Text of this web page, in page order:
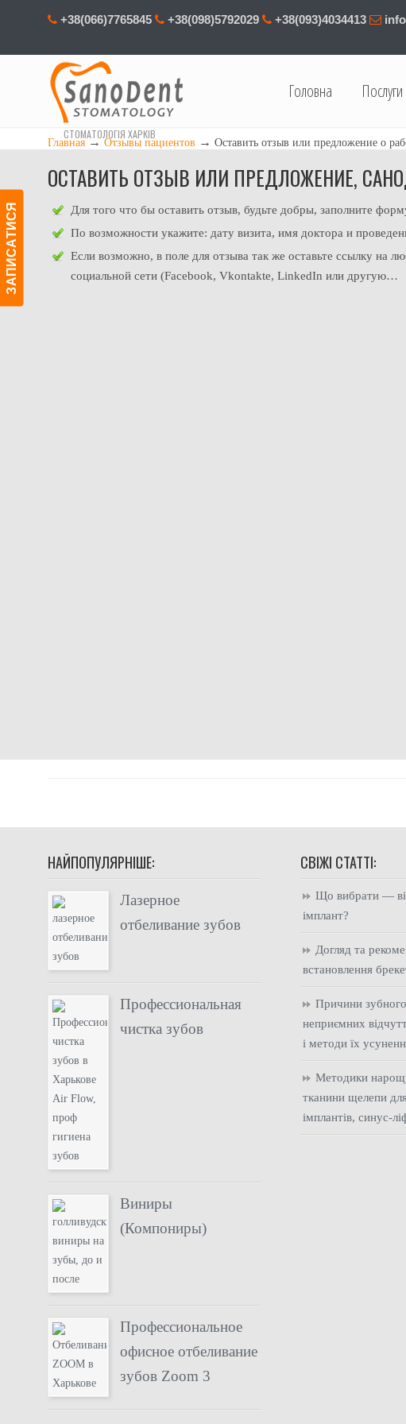
ЗАПИСАТИСЯ
+38(066)7765845 +38(098)5792029 +38(093)4034413
СТОМАТОЛОГІЯ ХАРКІВ
Головна Послуги
Главная→Отзывы пациентов →Оставить отзыв или предложение о
ОСТАВИТЬ ОТЗЫВ ИЛИ ПРЕДЛОЖЕНИЕ,
Для того что бы оставить отзыв, будьте добры, заполните
По возможности укажите: дату визита, имя доктора и
Если возможно, в поле для отзыва так же оставьте ссылку на
социальной сети (Facebook, Vkontakte, LinkedIn или другую…
НАЙПОПУЛЯРНІШЕ:
Лазерное
отбеливание зубов
Профессиональная
чистка зубов
Виниры
(Компониры)
Профессиональное
офисное отбеливание
зубов Zoom 3
СВІЖІ СТАТТІ:
Що вибрати —
імплант?
Догляд та
встановлення
Причини
неприємних
і методи їх
Методики
тканини щелепи
імплантів, синус-